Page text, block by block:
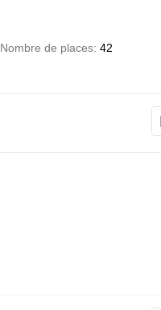
Nombre de places 42